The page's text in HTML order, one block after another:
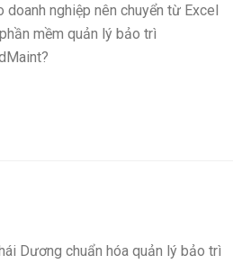
doanh nghiệp nên chuyển từ Excel
mềm quản lý bảo trì
Dương chuẩn hóa quản lý bảo trì